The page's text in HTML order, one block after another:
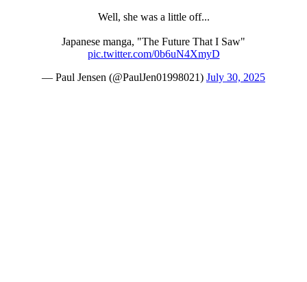
Well, she was a little off...
Japanese manga, "The Future That I Saw"
pic.twitter.com/0b6uN4XmyD
— Paul Jensen (@PaulJen01998021) July 30, 2025